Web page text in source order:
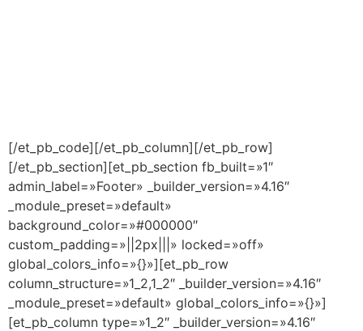
[/et_pb_code][/et_pb_column][/et_pb_row]
[/et_pb_section][et_pb_section fb_built=»1″
admin_label=»Footer» _builder_version=»4.16″
_module_preset=»default»
background_color=»#000000″
custom_padding=»||2px|||» locked=»off»
global_colors_info=»{}»][et_pb_row
column_structure=»1_2,1_2″ _builder_version=»4.16″
_module_preset=»default» global_colors_info=»{}»]
[et_pb_column type=»1_2″ _builder_version=»4.16″